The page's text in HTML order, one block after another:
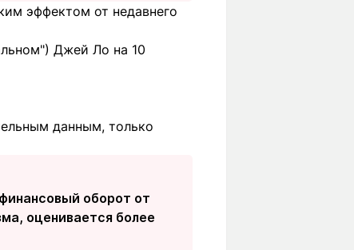
эффектом от недавнего
Джей Ло на 10
данным, только
оборот от
оценивается более